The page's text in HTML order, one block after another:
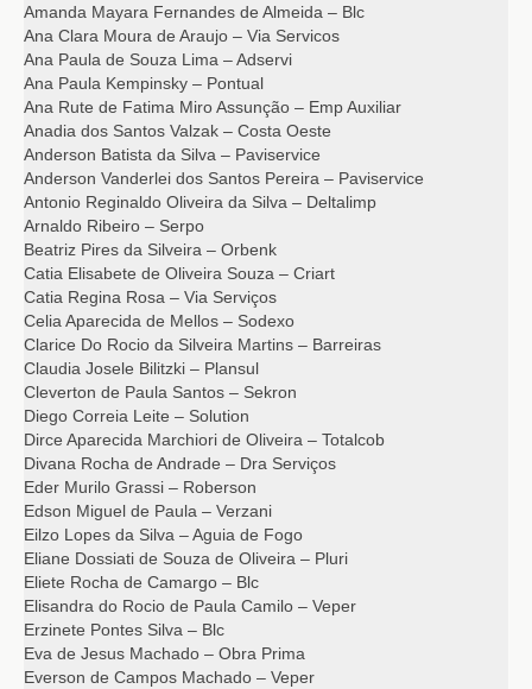
Amanda Mayara Fernandes de Almeida – Blc
Ana Clara Moura de Araujo – Via Servicos
Ana Paula de Souza Lima – Adservi
Ana Paula Kempinsky – Pontual
Ana Rute de Fatima Miro Assunção – Emp Auxiliar
Anadia dos Santos Valzak – Costa Oeste
Anderson Batista da Silva – Paviservice
Anderson Vanderlei dos Santos Pereira – Paviservice
Antonio Reginaldo Oliveira da Silva – Deltalimp
Arnaldo Ribeiro – Serpo
Beatriz Pires da Silveira – Orbenk
Catia Elisabete de Oliveira Souza – Criart
Catia Regina Rosa – Via Serviços
Celia Aparecida de Mellos – Sodexo
Clarice Do Rocio da Silveira Martins – Barreiras
Claudia Josele Bilitzki – Plansul
Cleverton de Paula Santos – Sekron
Diego Correia Leite – Solution
Dirce Aparecida Marchiori de Oliveira – Totalcob
Divana Rocha de Andrade – Dra Serviços
Eder Murilo Grassi – Roberson
Edson Miguel de Paula – Verzani
Eilzo Lopes da Silva – Aguia de Fogo
Eliane Dossiati de Souza de Oliveira – Pluri
Eliete Rocha de Camargo – Blc
Elisandra do Rocio de Paula Camilo – Veper
Erzinete Pontes Silva – Blc
Eva de Jesus Machado – Obra Prima
Everson de Campos Machado – Veper